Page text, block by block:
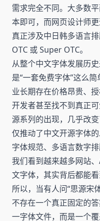
需求完全不同。大多数
本即可，而网页设计师
真正涉及中日韩多语言
OTC 或 Super OTC。
从整个中文字体发展历
是“一套免费字体”这么
业长期存在价格昂贵、
开发者甚至找不到真正
源系列的出现，几乎改
仅推动了中文开源字体
字体规范、多语言数字
我们看到越来越多网站
文字体，其实背后都能
所以，当有人问“思源宋
不存在一个真正固定的
一字体文件，而是一个